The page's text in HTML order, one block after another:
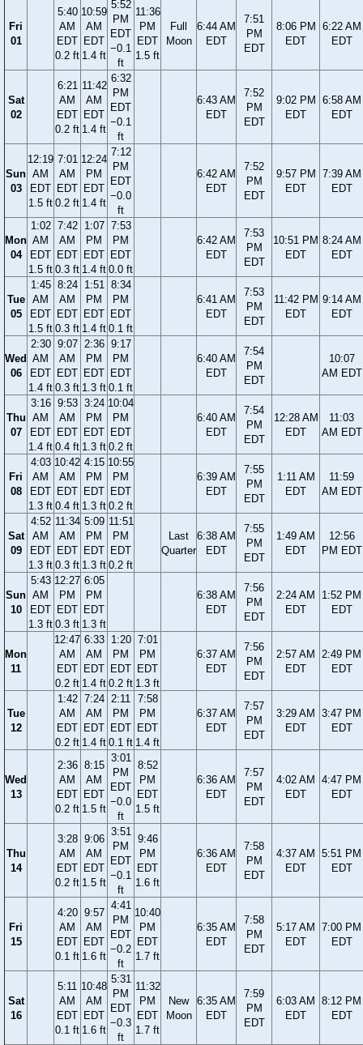
Fri
01
5:40
AM
EDT
0.2 ft
10:59
AM
EDT
1.4 ft
5:52
PM
EDT
−0.1
ft
11:36
PM
EDT
1.5 ft
Full
Moon
6:44 AM
EDT
7:51
PM
EDT
8:06 PM
EDT
6:22 AM
EDT
Sat
02
6:21
AM
EDT
0.2 ft
11:42
AM
EDT
1.4 ft
6:32
PM
EDT
−0.1
ft
6:43 AM
EDT
7:52
PM
EDT
9:02 PM
EDT
6:58 AM
EDT
Sun
03
12:19
AM
EDT
1.5 ft
7:01
AM
EDT
0.2 ft
12:24
PM
EDT
1.4 ft
7:12
PM
EDT
−0.0
ft
6:42 AM
EDT
7:52
PM
EDT
9:57 PM
EDT
7:39 AM
EDT
Mon
04
1:02
AM
EDT
1.5 ft
7:42
AM
EDT
0.3 ft
1:07
PM
EDT
1.4 ft
7:53
PM
EDT
0.0 ft
6:42 AM
EDT
7:53
PM
EDT
10:51 PM
EDT
8:24 AM
EDT
Tue
05
1:45
AM
EDT
1.5 ft
8:24
AM
EDT
0.3 ft
1:51
PM
EDT
1.4 ft
8:34
PM
EDT
0.1 ft
6:41 AM
EDT
7:53
PM
EDT
11:42 PM
EDT
9:14 AM
EDT
Wed
06
2:30
AM
EDT
1.4 ft
9:07
AM
EDT
0.3 ft
2:36
PM
EDT
1.3 ft
9:17
PM
EDT
0.1 ft
6:40 AM
EDT
7:54
PM
EDT
10:07
AM EDT
Thu
07
3:16
AM
EDT
1.4 ft
9:53
AM
EDT
0.4 ft
3:24
PM
EDT
1.3 ft
10:04
PM
EDT
0.2 ft
6:40 AM
EDT
7:54
PM
EDT
12:28 AM
EDT
11:03
AM EDT
Fri
08
4:03
AM
EDT
1.3 ft
10:42
AM
EDT
0.4 ft
4:15
PM
EDT
1.3 ft
10:55
PM
EDT
0.2 ft
6:39 AM
EDT
7:55
PM
EDT
1:11 AM
EDT
11:59
AM EDT
Sat
09
4:52
AM
EDT
1.3 ft
11:34
AM
EDT
0.3 ft
5:09
PM
EDT
1.3 ft
11:51
PM
EDT
0.2 ft
Last
Quarter
6:38 AM
EDT
7:55
PM
EDT
1:49 AM
EDT
12:56
PM EDT
Sun
10
5:43
AM
EDT
1.3 ft
12:27
PM
EDT
0.3 ft
6:05
PM
EDT
1.3 ft
6:38 AM
EDT
7:56
PM
EDT
2:24 AM
EDT
1:52 PM
EDT
Mon
11
12:47
AM
EDT
0.2 ft
6:33
AM
EDT
1.4 ft
1:20
PM
EDT
0.2 ft
7:01
PM
EDT
1.3 ft
6:37 AM
EDT
7:56
PM
EDT
2:57 AM
EDT
2:49 PM
EDT
Tue
12
1:42
AM
EDT
0.2 ft
7:24
AM
EDT
1.4 ft
2:11
PM
EDT
0.1 ft
7:58
PM
EDT
1.4 ft
6:37 AM
EDT
7:57
PM
EDT
3:29 AM
EDT
3:47 PM
EDT
Wed
13
2:36
AM
EDT
0.2 ft
8:15
AM
EDT
1.5 ft
3:01
PM
EDT
−0.0
ft
8:52
PM
EDT
1.5 ft
6:36 AM
EDT
7:57
PM
EDT
4:02 AM
EDT
4:47 PM
EDT
Thu
14
3:28
AM
EDT
0.2 ft
9:06
AM
EDT
1.5 ft
3:51
PM
EDT
−0.1
ft
9:46
PM
EDT
1.6 ft
6:36 AM
EDT
7:58
PM
EDT
4:37 AM
EDT
5:51 PM
EDT
Fri
15
4:20
AM
EDT
0.1 ft
9:57
AM
EDT
1.6 ft
4:41
PM
EDT
−0.2
ft
10:40
PM
EDT
1.7 ft
6:35 AM
EDT
7:58
PM
EDT
5:17 AM
EDT
7:00 PM
EDT
Sat
16
5:11
AM
EDT
0.1 ft
10:48
AM
EDT
1.6 ft
5:31
PM
EDT
−0.3
ft
11:32
PM
EDT
1.7 ft
New
Moon
6:35 AM
EDT
7:59
PM
EDT
6:03 AM
EDT
8:12 PM
EDT